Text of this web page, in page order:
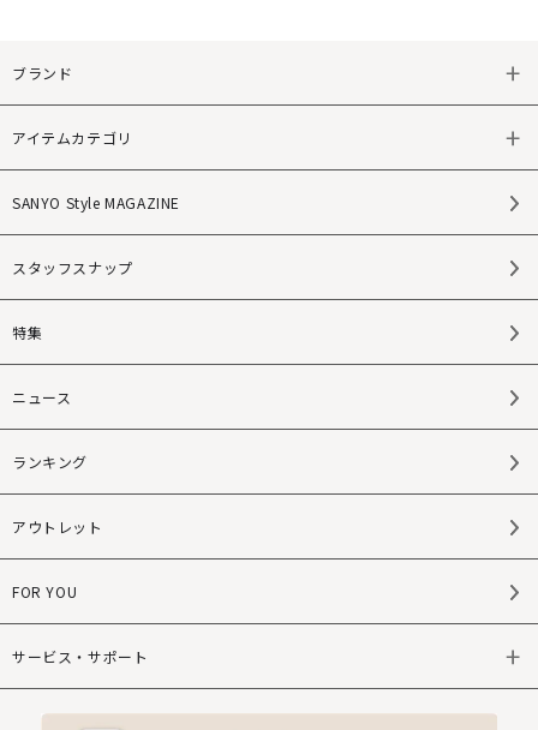
ブランド
アイテムカテゴリ
SANYO Style MAGAZINE
スタッフスナップ
特集
ニュース
ランキング
アウトレット
FOR YOU
サービス・サポート